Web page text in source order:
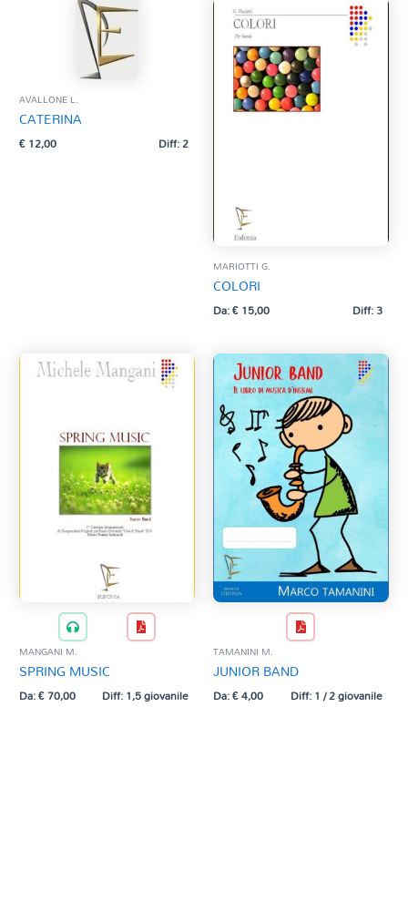
AVALLONE L.
CATERINA
€12,00 Diff: 2
MARIOTTI G.
COLORI
Da:€15,00 Diff: 3
MANGANI M.
SPRING MUSIC
Da:€70,00 Diff: 1,5 giovanile
TAMANINI M.
JUNIOR BAND
Da:€4,00 Diff: 1 / 2 giovanile